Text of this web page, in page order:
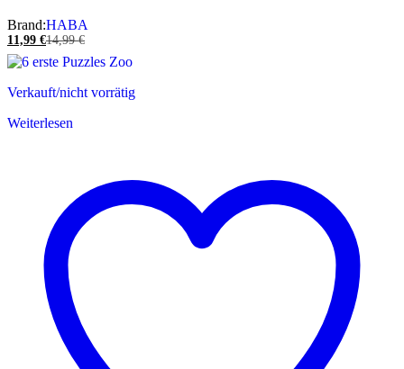
Brand:HABA
11,99 €14,99€
Verkauft/nicht vorrätig
Weiterlesen